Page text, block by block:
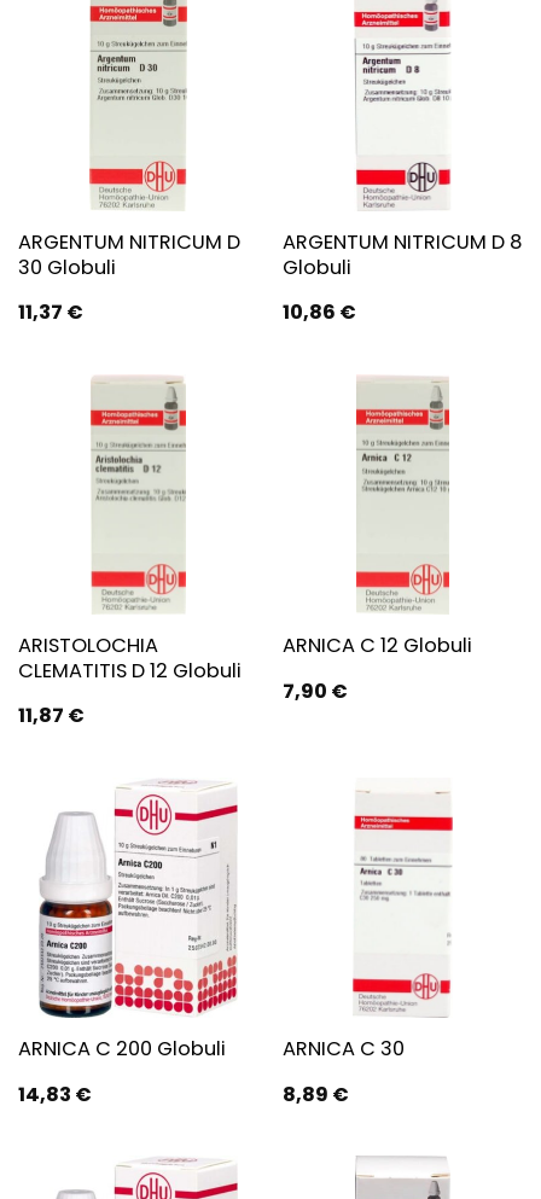
ARGENTUM NITRICUM D
30 Globuli
11,37 €
ARGENTUM NITRICUM D 8
Globuli
10,86 €
ARISTOLOCHIA
CLEMATITIS D 12 Globuli
11,87 €
ARNICA C 12 Globuli
7,90 €
ARNICA C 200 Globuli
14,83 €
ARNICA C 30
8,89 €